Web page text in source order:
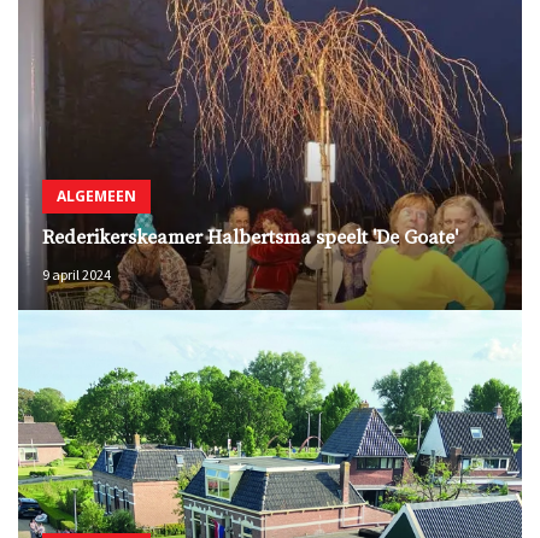
ALGEMEEN
Rederikerskeamer Halbertsma speelt 'De Goate'
9 april 2024